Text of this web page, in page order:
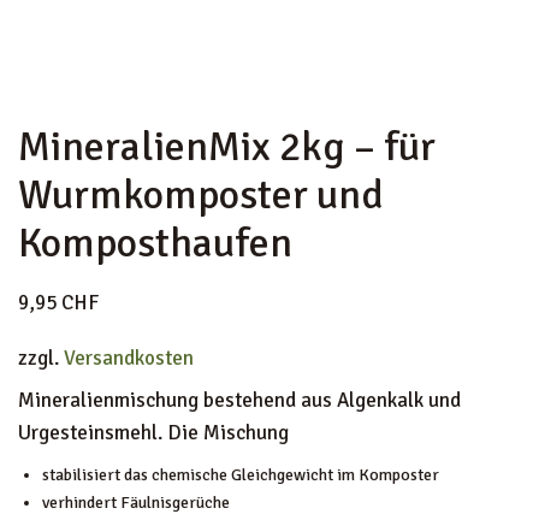
MineralienMix 2kg – für
Wurmkomposter und
Komposthaufen
9,95 CHF
zzgl.Versandkosten
Mineralienmischung bestehend aus Algenkalk und
Urgesteinsmehl. Die Mischung
stabilisiert das chemische Gleichgewicht im Komposter
verhindert Fäulnisgerüche
ANLEITUNGEN
KONTAKT